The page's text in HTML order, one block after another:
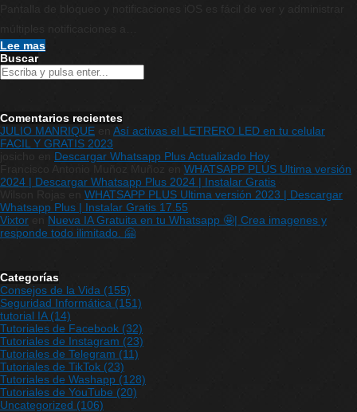
Lee mas
Buscar
Comentarios recientes
JULIO MANRIQUE
Así activas el LETRERO LED en tu celular
FACIL Y GRATIS 2023
Descargar Whatsapp Plus Actualizado Hoy
WHATSAPP PLUS Ultima versión
2024 | Descargar Whatsapp Plus 2024 | Instalar Gratis
WHATSAPP PLUS Ultima versión 2023 | Descargar
Whatsapp Plus | Instalar Gratis 17.55
Vixtor
Nueva IA Gratuita en tu Whatsapp 🤩| Crea imagenes y
responde todo ilimitado. 🤗
Categorías
Consejos de la Vida (155)
Seguridad Informática (151)
tutorial IA (14)
Tutoriales de Facebook (32)
Tutoriales de Instagram (23)
Tutoriales de Telegram (11)
Tutoriales de TikTok (23)
Tutoriales de Washapp (128)
Tutoriales de YouTube (20)
Uncategorized (106)